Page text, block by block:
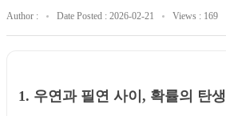
Author : Date Posted : 2026-02-21 Views : 169
1. 우연과 필연 사이, 확률의 탄생